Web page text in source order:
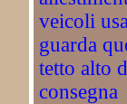
veicoli
guarda
tetto alto
consegna